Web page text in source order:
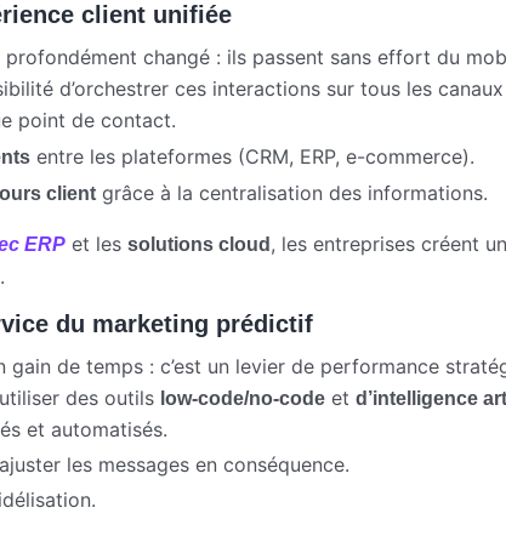
client unifiée
changé : ils passent sans effort du
d’orchestrer ces interactions sur tous les
point de contact.
entre les plateformes (CRM, ERP, e-commerce).
client grâce à la centralisation des informations.
ERP et les solutions cloud , les entreprises créent
du marketing prédictif
gain de temps : c’est un levier de performance
des outils low-code/no-code et d’intelligence
et automatisés.
les messages en conséquence.